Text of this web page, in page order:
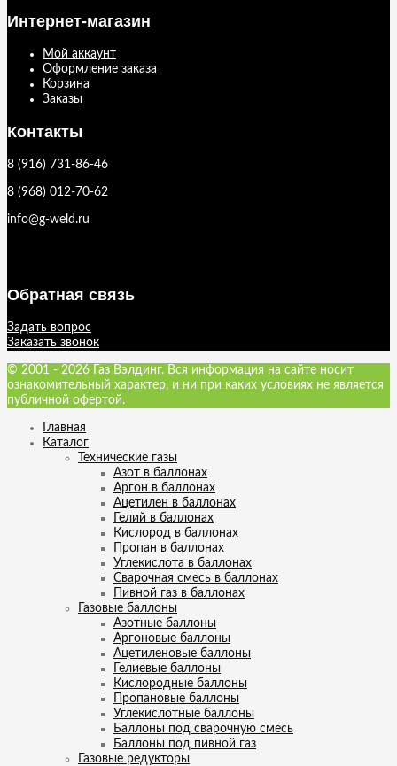
Интернет-магазин
Мой аккаунт
Оформление заказа
Корзина
Заказы
Контакты
8 (916) 731-86-46
8 (968) 012-70-62
info@g-weld.ru
Обратная связь
Задать вопрос
Заказать звонок
© 2001 - 2026 Газ Вэлдинг. Вся информация на сайте носит
ознакомительный характер, и ни при каких условиях не является
публичной офертой.
Главная
Каталог
Технические газы
Азот в баллонах
Аргон в баллонах
Ацетилен в баллонах
Гелий в баллонах
Кислород в баллонах
Пропан в баллонах
Углекислота в баллонах
Сварочная смесь в баллонах
Пивной газ в баллонах
Газовые баллоны
Азотные баллоны
Аргоновые баллоны
Ацетиленовые баллоны
Гелиевые баллоны
Кислородные баллоны
Пропановые баллоны
Углекислотные баллоны
Баллоны под сварочную смесь
Баллоны под пивной газ
Газовые редукторы